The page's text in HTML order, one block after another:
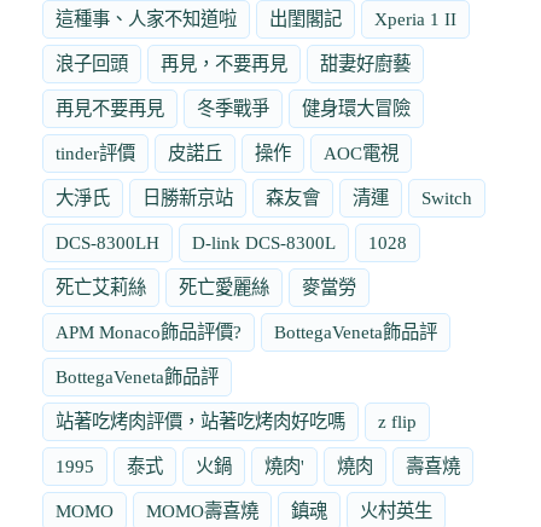
這種事、人家不知道啦 出閨閣記 Xperia 1 II
浪子回頭 再見，不要再見 甜妻好廚藝
再見不要再見 冬季戰爭 健身環大冒險
tinder評價 皮諾丘 操作 AOC電視
大淨氏 日勝新京站 森友會 清運 Switch
DCS-8300LH D-link DCS-8300L 1028
死亡艾莉絲 死亡愛麗絲 麥當勞
APM Monaco飾品評價? BottegaVeneta飾品評
BottegaVeneta飾品評
站著吃烤肉評價，站著吃烤肉好吃嗎 z flip
1995 泰式 火鍋 燒肉' 燒肉 壽喜燒
MOMO MOMO壽喜燒 鎮魂 火村英生